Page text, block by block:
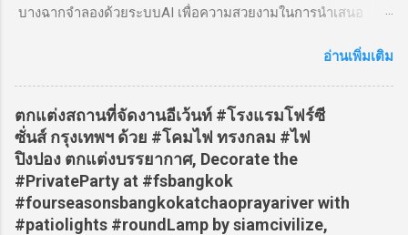
บางฉากจำลองด้วยระบบAI เพื่อความสวยงามในการนำเสนอ
storytelling." บริการออกแบบ และ ติดตั้ง #ไฟบรรยากาศ #ไฟ
ติดต่อ พี่สร้อย โทร 086-996-1208 ไลน์ไอดี siamcivilize
อ่านเพิ่มเติม
ตกแต่งสถานที่จัดงานอีเว้นท์ #โรงแรมโฟร์ซี
ซั่นส์ กรุงเทพฯ ด้วย #โคมไฟ ทรงกลม #ไฟ
ปิงปอง ตกแต่งบรรยากาศ, Decorate the
#PrivateParty at #fsbangkok
#fourseasonsbangkokatchaoprayariver with
#patiolights #roundLamp by siamcivilize,